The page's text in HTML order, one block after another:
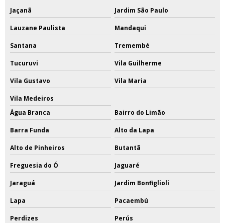
Jaçanã Jardim São Paulo
Lauzane Paulista Mandaqui
Santana Tremembé
Tucuruvi Vila Guilherme
Vila Gustavo Vila Maria
Vila Medeiros
Água Branca
Bairro do Limão
Barra Funda Alto da Lapa
Alto de Pinheiros Butantã
Freguesia do Ó Jaguaré
Jaraguá Jardim Bonfiglioli
Lapa Pacaembú
Perdizes Perús